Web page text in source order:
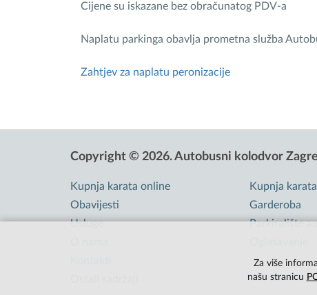
Cijene su iskazane bez obračunatog PDV-a
Naplatu parkinga obavlja prometna služba
Zahtjev za naplatu peronizacije
Copyright © 2026.Autobusni kolodvor
Kupnja karata online
Obavijesti
Usluge
Kupnja karata
Garderoba
Parkiralište
Za više
našu stranicu